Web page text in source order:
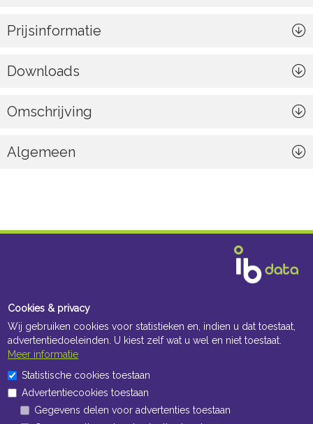
Prijsinformatie
Downloads
Omschrijving
Algemeen
Cookies & privacy
Wij gebruiken cookies voor statistieken en, indien u dat toestaat,
advertentiedoeleinden. U kiest zelf wat u wel en niet toestaat.
Meer informatie
Statistische cookies toestaan
Advertentiecookies toestaan
Gegevens delen voor advertenties toestaan